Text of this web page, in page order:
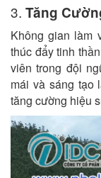
3. Tăng
Không gian làm
thúc đẩy tinh
viên trong đội
mái và sáng tạo
tăng cường hiệu